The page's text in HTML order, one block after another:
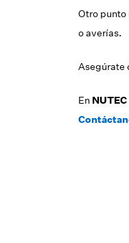
Otro punto
o averías.
Asegúrate
En